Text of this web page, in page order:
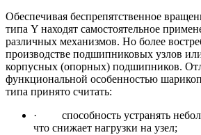
Обеспечивая беспрепятственное
типа Y находят самостоятельное
различных механизмов. Но более
производстве подшипниковых узлов
корпусных (опорных) подшипников.
функциональной особенностью
типа принято считать:
· способность устранять
что снижает нагрузки на узел;